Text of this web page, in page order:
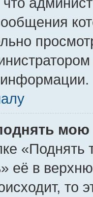
мою
«Поднять
её в
то